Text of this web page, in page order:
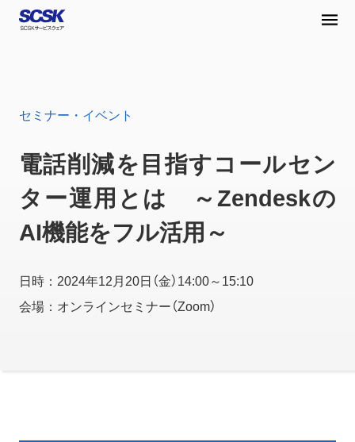
セミナー・イベント
電話削減を目指すコールセン
ター運用とは ～Zendeskの
AI機能をフル活用～
日時：2024年12月20日（金）14:00～15:10
会場：オンラインセミナー（Zoom）